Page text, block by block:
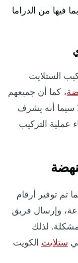
فيها من الدراما
الستلايت
، كما أن جميعهم
سيما أنه يشرف
التركيب
توفير أرقام
وإرسال فريق
لذلك
ستلايت الكويت